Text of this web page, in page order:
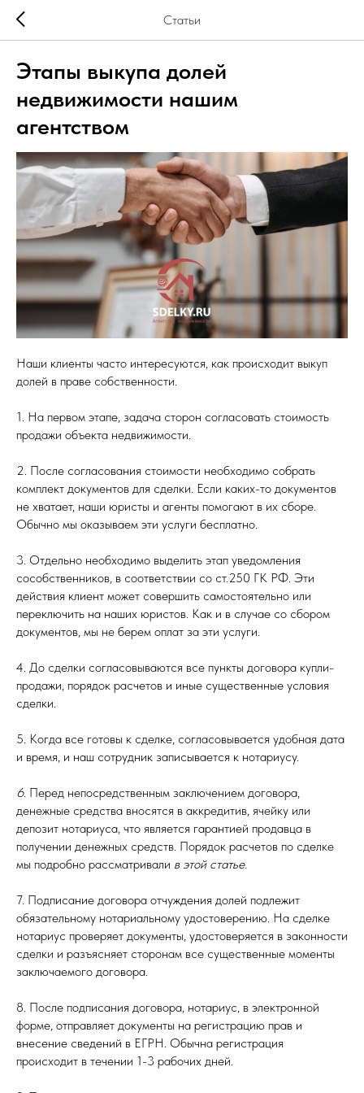
Статьи
Этапы выкупа долей
недвижимости нашим
агентством
Наши клиенты часто интересуются, как происходит выкуп
долей в праве собственности.
1. На первом этапе, задача сторон согласовать стоимость
продажи объекта недвижимости.
2. После согласования стоимости необходимо собрать
комплект документов для сделки. Если каких-то документов
не хватает, наши юристы и агенты помогают в их сборе.
Обычно мы оказываем эти услуги бесплатно.
3. Отдельно необходимо выделить этап уведомления
сособственников, в соответствии со ст.250 ГК РФ. Эти
действия клиент может совершить самостоятельно или
переключить на наших юристов. Как и в случае со сбором
документов, мы не берем оплат за эти услуги.
4. До сделки согласовываются все пункты договора купли-
продажи, порядок расчетов и иные существенные условия
сделки.
5. Когда все готовы к сделке, согласовывается удобная дата
и время, и наш сотрудник записывается к нотариусу.
6. Перед непосредственным заключением договора,
денежные средства вносятся в аккредитив, ячейку или
депозит нотариуса, что является гарантией продавца в
получении денежных средств. Порядок расчетов по сделке
мы подробно рассматривали в этой статье.
7. Подписание договора отчуждения долей подлежит
обязательному нотариальному удостоверению. На сделке
нотариус проверяет документы, удостоверяется в законности
сделки и разъясняет сторонам все существенные моменты
заключаемого договора.
8. После подписания договора, нотариус, в электронной
форме, отправляет документы на регистрацию прав и
внесение сведений в ЕГРН. Обычна регистрация
происходит в течении 1-3 рабочих дней.